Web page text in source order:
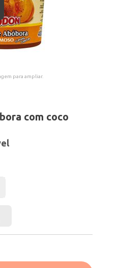
para ampliar.
com coco